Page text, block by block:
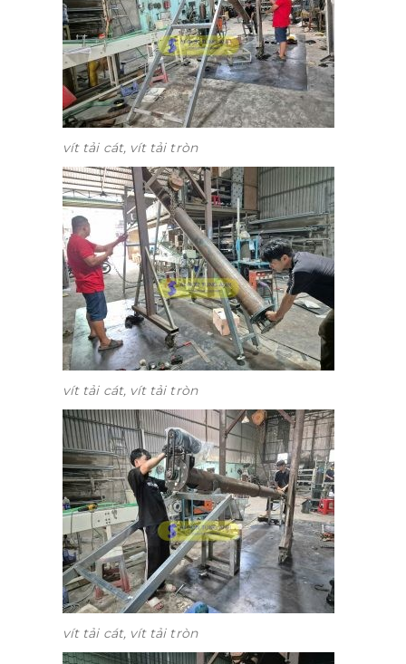
vít tải cát, vít tải tròn
vít tải cát, vít tải tròn
vít tải cát, vít tải tròn